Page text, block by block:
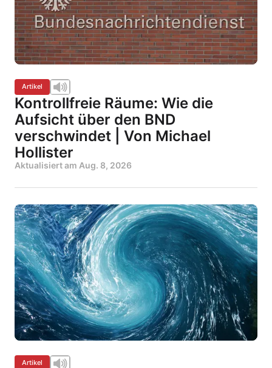
Artikel
Kontrollfreie Räume: Wie die
Aufsicht über den BND
verschwindet | Von Michael
Hollister
Aktualisiert am Aug. 8, 2026
Artikel